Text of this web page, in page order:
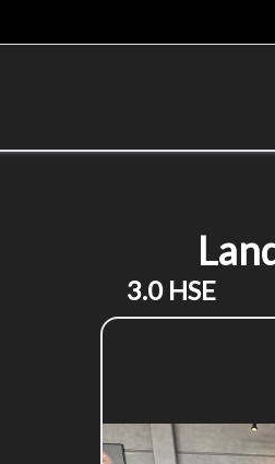
3.0 HSE